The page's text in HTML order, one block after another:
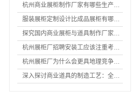
杭州商业展柜制作厂家有哪些生产的优势？
服装展柜定制设计比成品展柜有哪些优势
探究国内商业展柜与道具制作厂家的技术实力如何
杭州展柜厂招聘安装工应该注重考核哪些方面技能
杭州展柜厂为什么会更具地理竞争优势？
深入探讨商业道具的制造工艺：全面分析从设计到维护的各个环节。